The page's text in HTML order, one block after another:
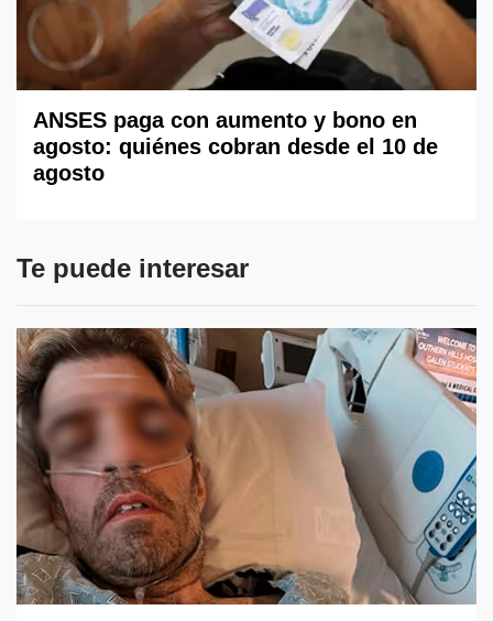
ANSES paga con aumento y bono en
agosto: quiénes cobran desde el 10 de
agosto
Te puede interesar